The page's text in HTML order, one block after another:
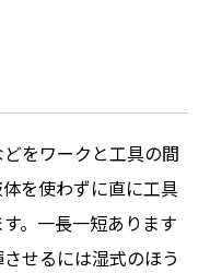
をワークと工具の間
を使わずに直に工具
。一長一短あります
せるには湿式のほう